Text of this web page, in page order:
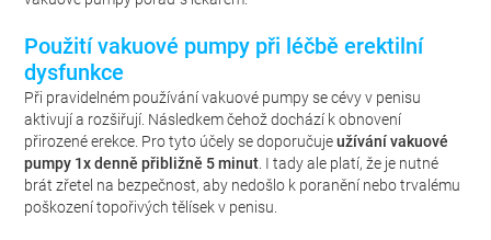
Použití vakuové pumpy při léčbě erektilní
dysfunkce
Při pravidelném používání vakuové pumpy se cévy v penisu
aktivují a rozšiřují. Následkem čehož dochází k obnovení
přirozené erekce. Pro tyto účely se doporučujeužívání vakuové
pumpy 1x denně přibližně 5 minut. I tady ale platí, že je nutné
brát zřetel na bezpečnost, aby nedošlo k poranění nebo trvalému
poškození topořivých tělísek v penisu.